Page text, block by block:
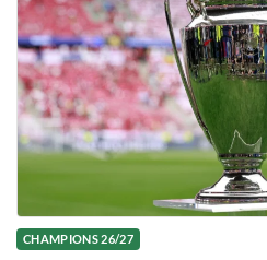
CHAMPIONS 26/27